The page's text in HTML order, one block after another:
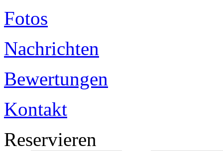
Fotos
Nachrichten
Bewertungen
Kontakt
Reservieren